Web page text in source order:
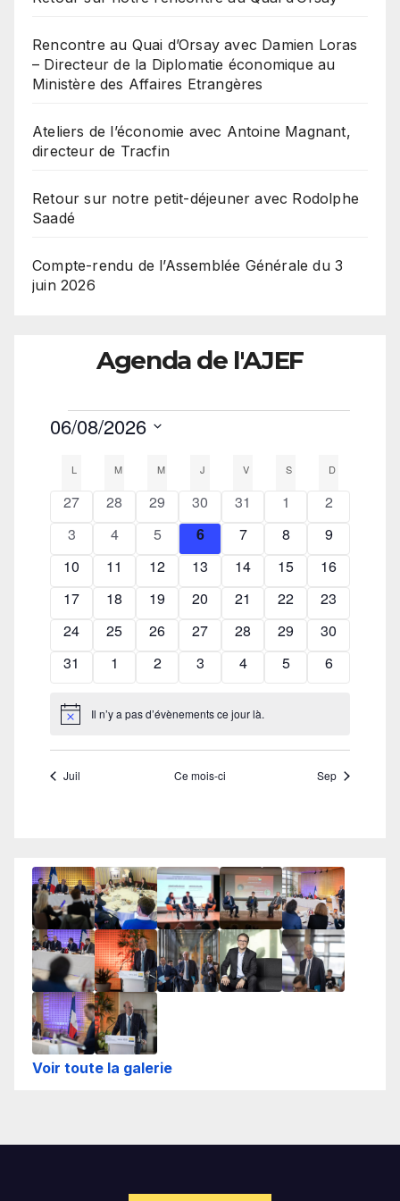
Rencontre au Quai d’Orsay avec Damien Loras
– Directeur de la Diplomatie économique au
Ministère des Affaires Etrangères
Ateliers de l’économie avec Antoine Magnant,
directeur de Tracfin
Retour sur notre petit-déjeuner avec Rodolphe
Saadé
Compte-rendu de l’Assemblée Générale du 3
juin 2026
Agenda de l'AJEF
Voir toute la galerie